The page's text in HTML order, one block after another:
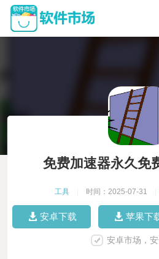
免费加速器永久免
工具 时间：2025-07-31
安卓下载 苹果下
安卓市场，